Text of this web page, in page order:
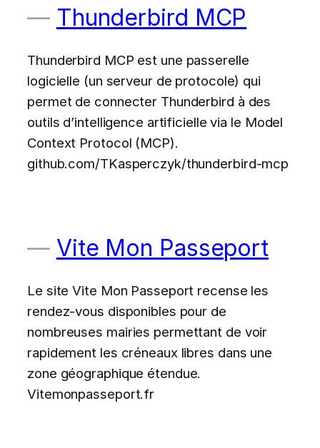
Thunderbird MCP
Thunderbird MCP est une passerelle
logicielle (un serveur de protocole) qui
permet de connecter Thunderbird à des
outils d’intelligence artificielle via le Model
Context Protocol (MCP).
github.com/TKasperczyk/thunderbird-mcp
Vite Mon Passeport
Le site Vite Mon Passeport recense les
rendez-vous disponibles pour de
nombreuses mairies permettant de voir
rapidement les créneaux libres dans une
zone géographique étendue.
Vitemonpasseport.fr